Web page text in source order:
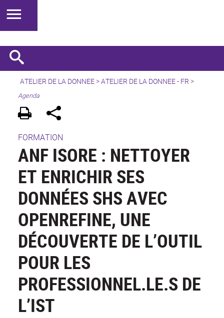
ATELIER DE LA DONNEE>ATELIER DE LA DONNEE - FR >
Agenda
FORMATION
ANF ISORE : NETTOYER
ET ENRICHIR SES
DONNÉES SHS AVEC
OPENREFINE, UNE
DÉCOUVERTE DE L’OUTIL
POUR LES
PROFESSIONNEL.LE.S DE
L’IST